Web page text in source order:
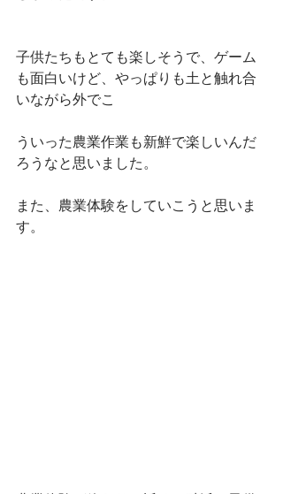
子供たちもとても楽しそうで、ゲーム
も面白いけど、やっぱりも土と触れ合
いながら外でこ
ういった農業作業も新鮮で楽しいんだ
ろうなと思いました。
また、農業体験をしていこうと思いま
す。